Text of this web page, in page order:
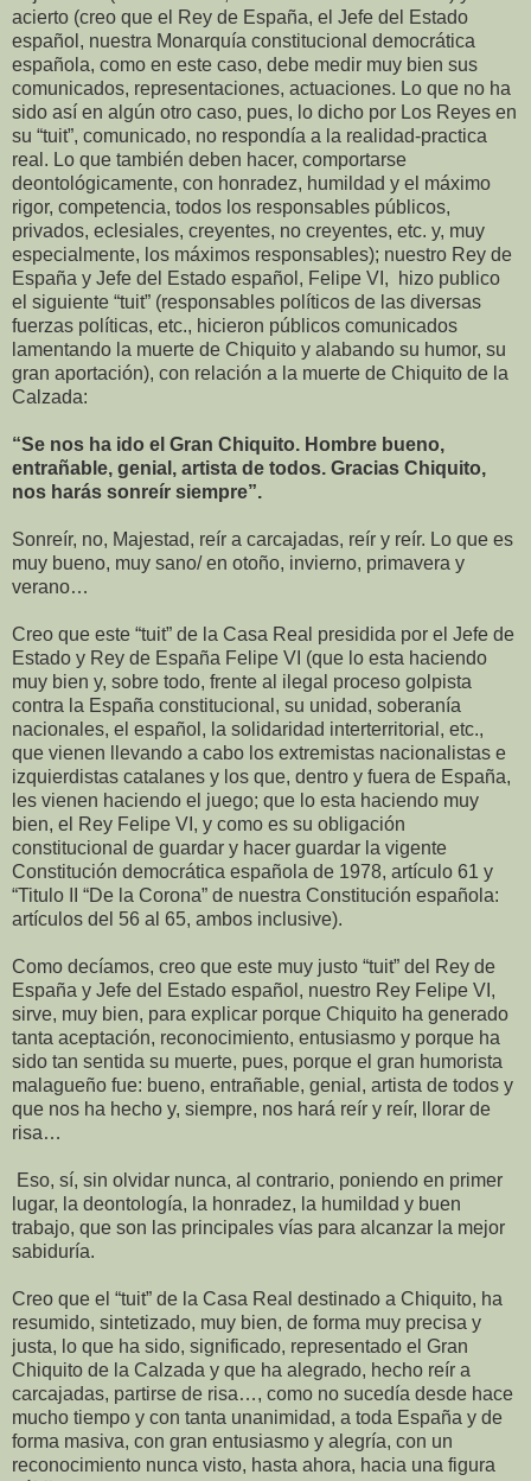
acierto (creo que el Rey de España, el Jefe del Estado
español, nuestra Monarquía constitucional democrática
española, como en este caso, debe medir muy bien sus
comunicados, representaciones, actuaciones. Lo que no ha
sido así en algún otro caso, pues, lo dicho por Los Reyes en
su “tuit”, comunicado, no respondía a la realidad-practica
real. Lo que también deben hacer, comportarse
deontológicamente, con honradez, humildad y el máximo
rigor, competencia, todos los responsables públicos,
privados, eclesiales, creyentes, no creyentes, etc. y, muy
especialmente, los máximos responsables); nuestro Rey de
España y Jefe del Estado español, Felipe VI, hizo publico
el siguiente “tuit” (responsables políticos de las diversas
fuerzas políticas, etc., hicieron públicos comunicados
lamentando la muerte de Chiquito y alabando su humor, su
gran aportación), con relación a la muerte de Chiquito de la
Calzada:
“Se nos ha ido el Gran Chiquito. Hombre bueno,
entrañable, genial, artista de todos. Gracias Chiquito,
nos harás sonreír siempre”.
Sonreír, no, Majestad, reír a carcajadas, reír y reír. Lo que es
muy bueno, muy sano/ en otoño, invierno, primavera y
verano…
Creo que este “tuit” de la Casa Real presidida por el Jefe de
Estado y Rey de España Felipe VI (que lo esta haciendo
muy bien y, sobre todo, frente al ilegal proceso golpista
contra la España constitucional, su unidad, soberanía
nacionales, el español, la solidaridad interterritorial, etc.,
que vienen llevando a cabo los extremistas nacionalistas e
izquierdistas catalanes y los que, dentro y fuera de España,
les vienen haciendo el juego; que lo esta haciendo muy
bien, el Rey Felipe VI, y como es su obligación
constitucional de guardar y hacer guardar la vigente
Constitución democrática española de 1978, artículo 61 y
“Titulo II “De la Corona” de nuestra Constitución española:
artículos del 56 al 65, ambos inclusive).
Como decíamos, creo que este muy justo “tuit” del Rey de
España y Jefe del Estado español, nuestro Rey Felipe VI,
sirve, muy bien, para explicar porque Chiquito ha generado
tanta aceptación, reconocimiento, entusiasmo y porque ha
sido tan sentida su muerte, pues, porque el gran humorista
malagueño fue: bueno, entrañable, genial, artista de todos y
que nos ha hecho y, siempre, nos hará reír y reír, llorar de
risa…
Eso, sí, sin olvidar nunca, al contrario, poniendo en primer
lugar, la deontología, la honradez, la humildad y buen
trabajo, que son las principales vías para alcanzar la mejor
sabiduría.
Creo que el “tuit” de la Casa Real destinado a Chiquito, ha
resumido, sintetizado, muy bien, de forma muy precisa y
justa, lo que ha sido, significado, representado el Gran
Chiquito de la Calzada y que ha alegrado, hecho reír a
carcajadas, partirse de risa…, como no sucedía desde hace
mucho tiempo y con tanta unanimidad, a toda España y de
forma masiva, con gran entusiasmo y alegría, con un
reconocimiento nunca visto, hasta ahora, hacia una figura